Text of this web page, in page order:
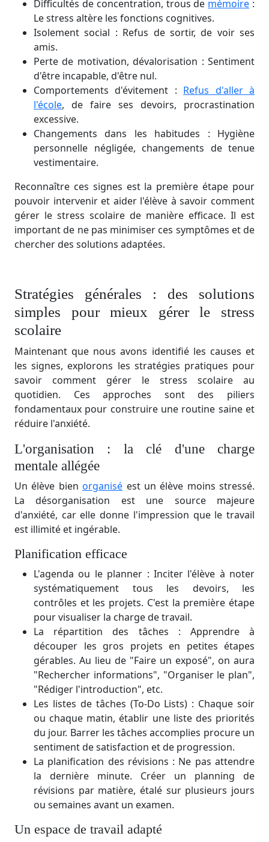
Difficultés de concentration, trous de mémoire :
Le stress altère les fonctions cognitives.
Isolement social : Refus de sortir, de voir ses
amis.
Perte de motivation, dévalorisation : Sentiment
d'être incapable, d'être nul.
Comportements d'évitement : Refus d'aller à
l'école, de faire ses devoirs, procrastination
excessive.
Changements dans les habitudes : Hygiène
personnelle négligée, changements de tenue
vestimentaire.
Reconnaître ces signes est la première étape pour
pouvoir intervenir et aider l'élève à savoir comment
gérer le stress scolaire de manière efficace. Il est
important de ne pas minimiser ces symptômes et de
chercher des solutions adaptées.
Stratégies générales : des solutions
simples pour mieux gérer le stress
scolaire
Maintenant que nous avons identifié les causes et
les signes, explorons les stratégies pratiques pour
savoir comment gérer le stress scolaire au
quotidien. Ces approches sont des piliers
fondamentaux pour construire une routine saine et
réduire l'anxiété.
L'organisation : la clé d'une charge
mentale allégée
Un élève bienorganisé est un élève moins stressé.
La désorganisation est une source majeure
d'anxiété, car elle donne l'impression que le travail
est illimité et ingérable.
Planification efficace
L'agenda ou le planner : Inciter l'élève à noter
systématiquement tous les devoirs, les
contrôles et les projets. C'est la première étape
pour visualiser la charge de travail.
La répartition des tâches : Apprendre à
découper les gros projets en petites étapes
gérables. Au lieu de "Faire un exposé", on aura
"Rechercher informations", "Organiser le plan",
"Rédiger l'introduction", etc.
Les listes de tâches (To-Do Lists) : Chaque soir
ou chaque matin, établir une liste des priorités
du jour. Barrer les tâches accomplies procure un
sentiment de satisfaction et de progression.
La planification des révisions : Ne pas attendre
la dernière minute. Créer un planning de
révisions par matière, étalé sur plusieurs jours
ou semaines avant un examen.
Un espace de travail adapté